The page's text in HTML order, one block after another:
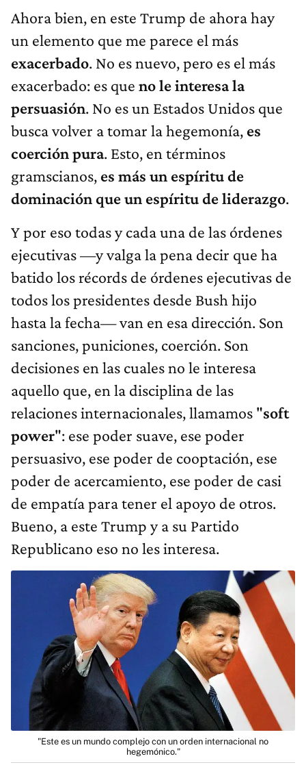
Ahora bien, en este Trump de ahora hay
un elemento que me parece el más
exacerbado. No es nuevo, pero es el más
exacerbado: es que no le interesa la
persuasión. No es un Estados Unidos que
busca volver a tomar la hegemonía, es
coerción pura. Esto, en términos
gramscianos, es más un espíritu de
dominación que un espíritu de liderazgo.
Y por eso todas y cada una de las órdenes
ejecutivas —y valga la pena decir que ha
batido los récords de órdenes ejecutivas de
todos los presidentes desde Bush hijo
hasta la fecha— van en esa dirección. Son
sanciones, puniciones, coerción. Son
decisiones en las cuales no le interesa
aquello que, en la disciplina de las
relaciones internacionales, llamamos "soft
power": ese poder suave, ese poder
persuasivo, ese poder de cooptación, ese
poder de acercamiento, ese poder de casi
de empatía para tener el apoyo de otros.
Bueno, a este Trump y a su Partido
Republicano eso no les interesa.
"Este es un mundo complejo con un orden internacional no
hegemónico."